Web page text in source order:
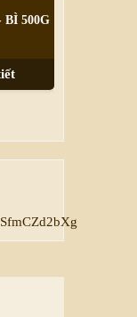
BÌ 500G